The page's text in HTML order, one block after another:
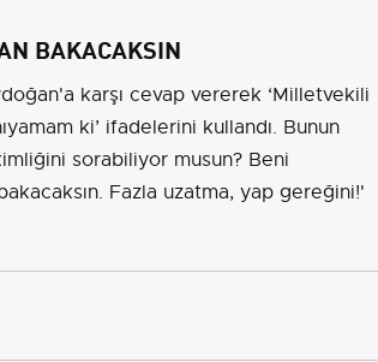
BAKACAKSIN
karşı cevap vererek ‘Milletvekili
ki’ ifadelerini kullandı. Bunun
sorabiliyor musun? Beni
Fazla uzatma, yap gereğini!'